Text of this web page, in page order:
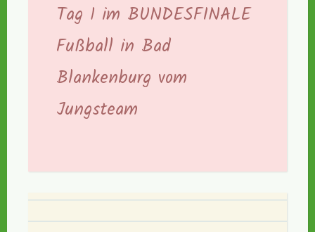
Tag 1 im BUNDESFINALE
Fußball in Bad
Blankenburg vom
Jungsteam